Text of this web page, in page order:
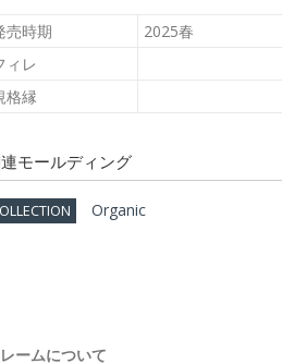
売時期
2025春
ィレ
格縁
モールディング
Organic
ームについて